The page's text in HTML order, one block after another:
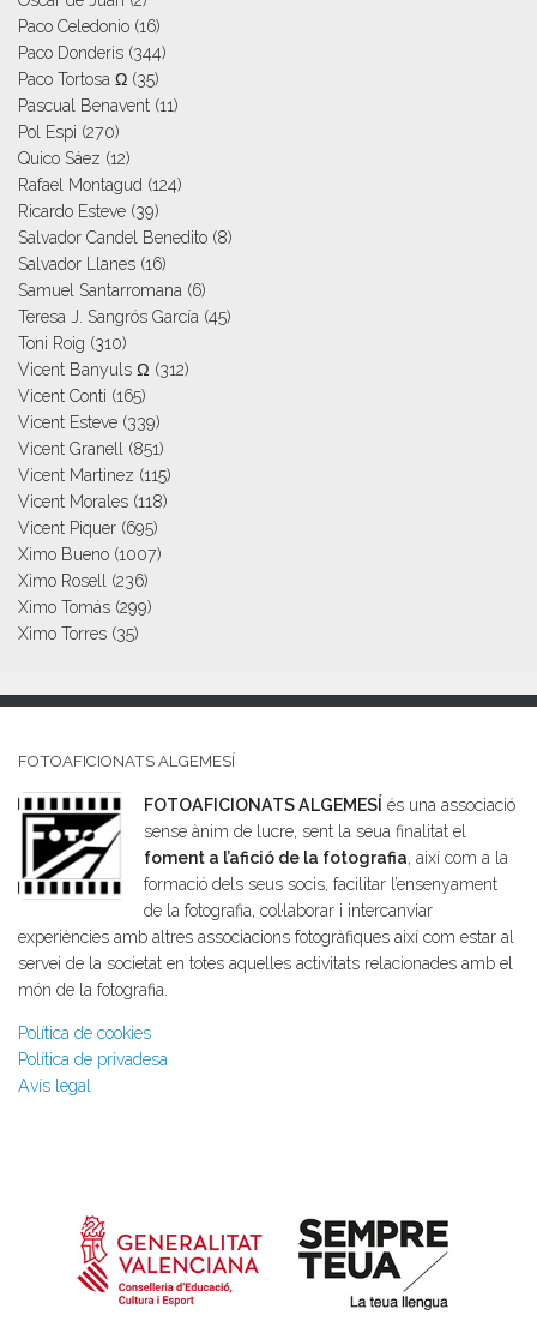
Paco Celedonio (16)
Paco Donderis (344)
Paco Tortosa Ω (35)
Pascual Benavent (11)
Pol Espi (270)
Quico Sáez (12)
Rafael Montagud (124)
Ricardo Esteve (39)
Salvador Candel Benedito (8)
Salvador Llanes (16)
Samuel Santarromana (6)
Teresa J. Sangrós García (45)
Toni Roig (310)
Vicent Banyuls Ω (312)
Vicent Conti (165)
Vicent Esteve (339)
Vicent Granell (851)
Vicent Martinez (115)
Vicent Morales (118)
Vicent Piquer (695)
Ximo Bueno (1007)
Ximo Rosell (236)
Ximo Tomás (299)
Ximo Torres (35)
FOTOAFICIONATS ALGEMESÍ
FOTOAFICIONATS ALGEMESÍ és una associació
sense ànim de lucre, sent la seua finalitat el
foment a l’afició de la fotografia, així com a la
formació dels seus socis, facilitar l’ensenyament
de la fotografia, col·laborar i intercanviar
experiències amb altres associacions fotogràfiques així com estar al
servei de la societat en totes aquelles activitats relacionades amb el
món de la fotografia.
Política de cookies
Política de privadesa
Avís legal